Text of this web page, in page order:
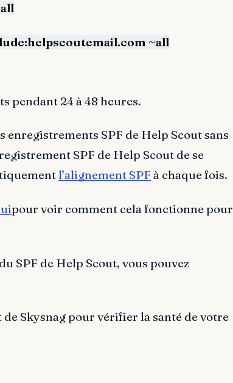
~all
pendant 24 à 48 heures.
enregistrements SPF de Help Scout sans
SPF de Help Scout de se
l’alignement SPF à chaque fois.
pour voir comment cela fonctionne pour
SPF de Help Scout, vous pouvez
Skysnag pour vérifier la santé de votre